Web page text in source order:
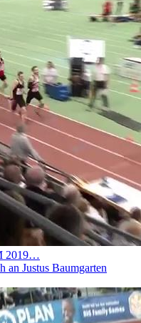
2019…
an Justus Baumgarten